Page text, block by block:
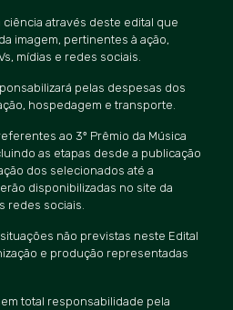
ciência através deste edital que
imagem, pertinentes à ação,
mídias e redes sociais.
pelas despesas dos
hospedagem e transporte.
ao 3º Prêmio da Música
as etapas desde a publicação
dos selecionados até a
disponibilizadas no site da
redes sociais.
não previstas neste Edital
e produção representadas
total responsabilidade pela